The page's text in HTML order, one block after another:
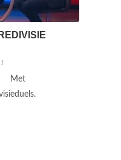
Met